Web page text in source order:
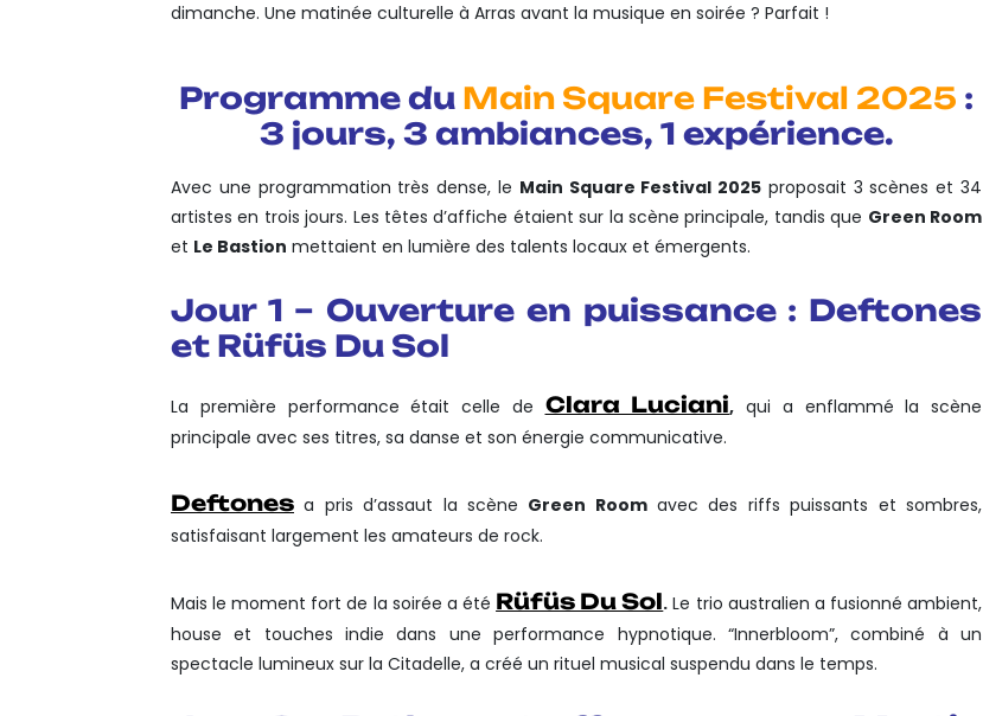
dimanche. Une matinée culturelle à Arras avant la musique en soirée ? Parfait !
Programme du Main Square Festival 2025 :
3 jours, 3 ambiances, 1 expérience.
Avec une programmation très dense, le Main Square Festival 2025 proposait 3 scènes et 34
artistes en trois jours. Les têtes d’affiche étaient sur la scène principale, tandis que Green Room
et Le Bastion mettaient en lumière des talents locaux et émergents.
Jour 1 – Ouverture en puissance : Deftones
et Rüfüs Du Sol
La première performance était celle de Clara Luciani, qui a enflammé la scène
principale avec ses titres, sa danse et son énergie communicative.
Deftones a pris d’assaut la scène Green Roomavec des riffs puissants et sombres,
satisfaisant largement les amateurs de rock.
Mais le moment fort de la soirée a été Rüfüs Du Sol. Le trio australien a fusionné ambient,
house et touches indie dans une performance hypnotique. “Innerbloom”, combiné à un
spectacle lumineux sur la Citadelle, a créé un rituel musical suspendu dans le temps.